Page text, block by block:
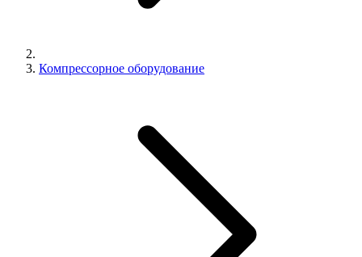
Компрессорное оборудование